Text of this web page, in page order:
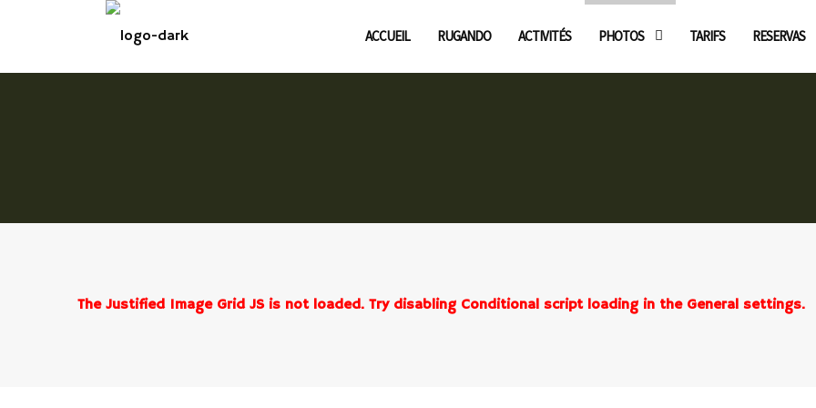
ACCUEIL RUGANDO ACTIVITÉS PHOTOS TARIFS RESERVAS
The Justified Image Grid JS is not loaded. Try disabling Conditional script loading in the General settings.